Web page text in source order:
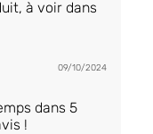
à voir dans
09/10/2024
dans 5
!